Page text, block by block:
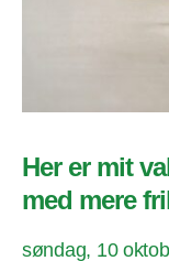
Her er mit
med mere
søndag, 10